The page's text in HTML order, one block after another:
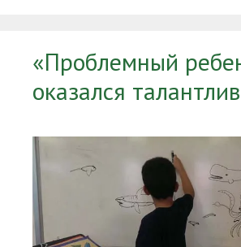
«Проблемный
оказался